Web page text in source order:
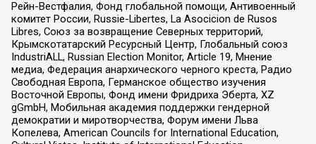
Рейн-Вестфалия, Фонд глобальной помощи, Антивоенный
комитет России, Russie-Libertes, La Asocicion de Rusos
Libres, Союз за возвращение Северных территорий,
Крымскотатарский Ресурсный Центр, Глобальный союз
IndustriALL, Russian Election Monitor, Article 19, Мнение
медиа, Федерация анархического черного креста, Радио
Свободная Европа, Германское общество изучения
Восточной Европы, Фонд имени Фридриха Эберта, XZ
gGmbH, Мобильная академия поддержки гендерной
демократии и миротворчества, Форум имени Льва
Копелева, American Councils for International Education,